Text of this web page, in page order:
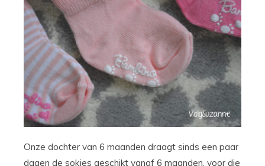
Onze dochter van 6 maanden draagt sinds een paar
dagen de sokjes geschikt vanaf 6 maanden, voor die